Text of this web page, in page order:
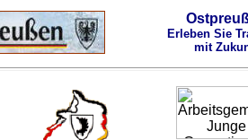
Erleben Sie
mit